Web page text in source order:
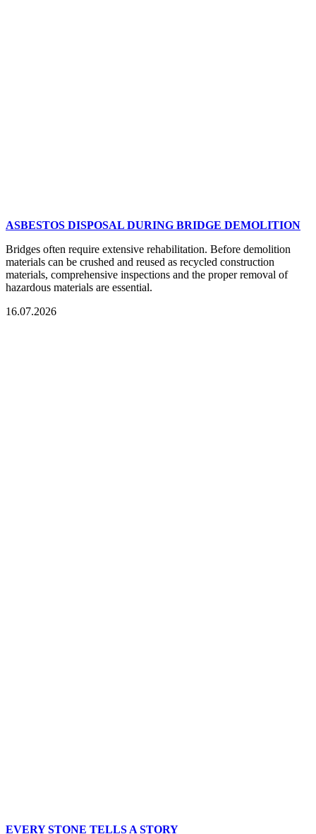
ASBESTOS DISPOSAL DURING BRIDGE DEMOLITION
Bridges often require extensive rehabilitation. Before demolition
materials can be crushed and reused as recycled construction
materials, comprehensive inspections and the proper removal of
hazardous materials are essential.
16.07.2026
EVERY STONE TELLS A STORY